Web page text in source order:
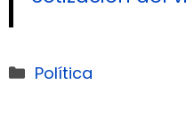
Categorías
Política